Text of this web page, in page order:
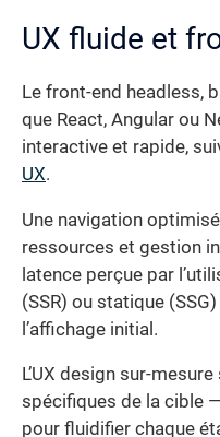
UX fluide et
Le front-end headless,
que React, Angular ou
interactive et rapide,
UX.
Une navigation
ressources et gestion
latence perçue par
(SSR) ou statique
l’affichage initial.
L’UX design sur-
spécifiques de la cible
pour fluidifier chaque